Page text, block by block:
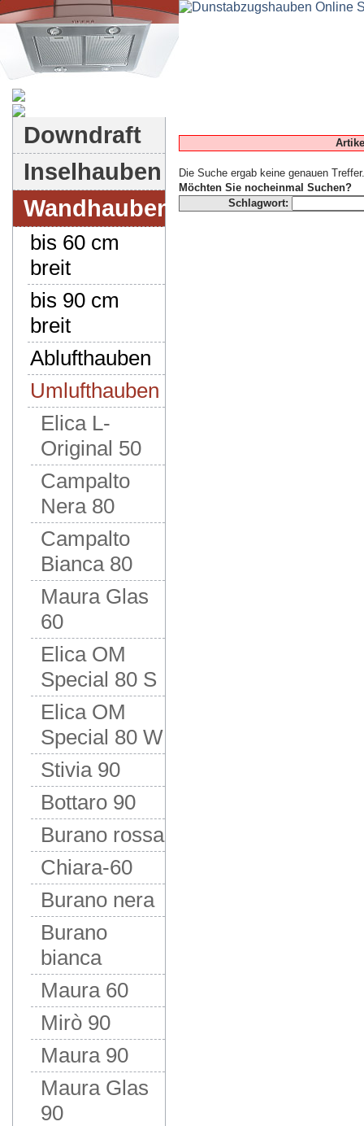
Downdraft
Inselhauben
Wandhauben
bis 60 cm
breit
bis 90 cm
breit
Ablufthauben
Umlufthauben
Elica L-
Original 50
Campalto
Nera 80
Campalto
Bianca 80
Maura Glas
60
Elica OM
Special 80 S
Elica OM
Special 80 W
Stivia 90
Bottaro 90
Burano rossa
Chiara-60
Burano nera
Burano
bianca
Maura 60
Mirò 90
Maura 90
Maura Glas
90
Die Suche ergab keine genauen Treffer.
Möchten Sie nocheinmal Suchen?
Schlagwort: